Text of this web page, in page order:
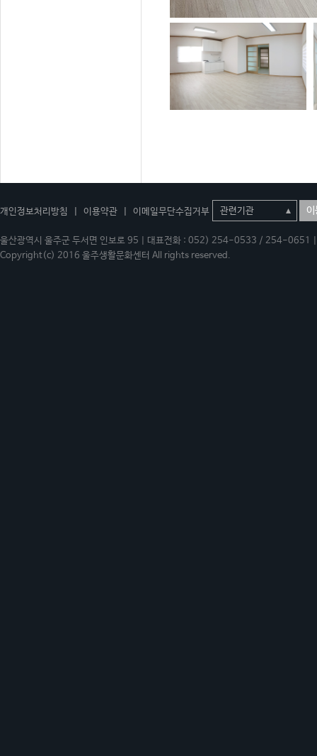
개인정보처리방침 이용약관 이메일무단수집거부 이
울산광역시 울주군 두서면 인보로 95 | 대표전화 : 052) 254-0533 / 254-
Copyright(c) 2016 울주생활문화센터 All rights reserved.